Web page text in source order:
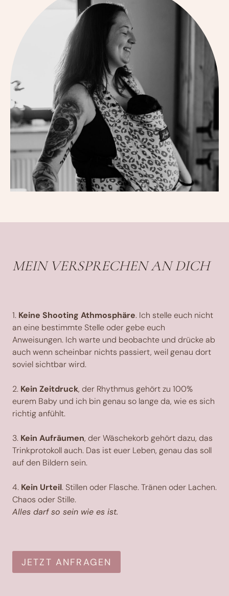
MEIN VERSPRECHEN AN DICH
1. Keine Shooting Athmosphäre. Ich stelle euch nicht
an eine bestimmte Stelle oder gebe euch
Anweisungen. Ich warte und beobachte und drücke ab
auch wenn scheinbar nichts passiert, weil genau dort
soviel sichtbar wird.
2. Kein Zeitdruck, der Rhythmus gehört zu 100%
eurem Baby und ich bin genau so lange da, wie es sich
richtig anfühlt.
3. Kein Aufräumen, der Wäschekorb gehört dazu, das
Trinkprotokoll auch. Das ist euer Leben, genau das soll
auf den Bildern sein.
4. Kein Urteil. Stillen oder Flasche. Tränen oder Lachen.
Chaos oder Stille.
Alles darf so sein wie es ist.
JETZT ANFRAGEN